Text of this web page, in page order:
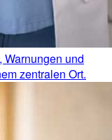
und
zentralen Ort.